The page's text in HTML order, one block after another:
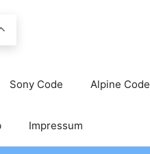
Sony Code Alpine Code
Impressum